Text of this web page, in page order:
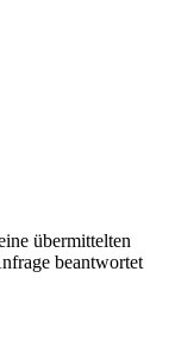
übermittelten
beantwortet